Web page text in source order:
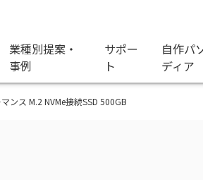
業種別提案・
事例
サポー
ト
自作パ
ディア
ンス M.2 NVMe接続SSD 500GB